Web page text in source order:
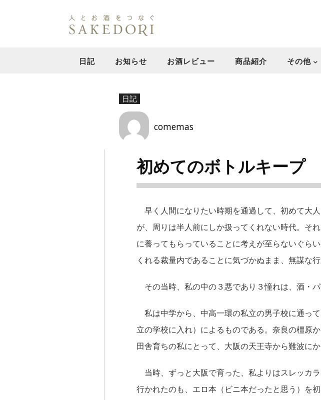
日記 お知らせ お酒レビュー 商品紹介 その他
日記
comemas
初めてのボトルキープ
早く人間になりたい時期を通過して、初めて大
が、周りは半人前にしか扱ってくれない時代。そ
に養ってもらっていることに考えが至らないぐら
くれる裁量内であることに気づかぬまま、無謀な行
その当時、私の中の３悪であり３憧れは、酒・パ
私は中学から、中高一環の私立の男子校に通っ
立の学校に入れ）によるものである。奈良の橿原
田舎育ちの私にとって、大阪の天王寺から難波に
当時、ずっと大阪で育った、私よりはスレッカ
行かれたのも、エロ本（ビニ本だったと思う）を